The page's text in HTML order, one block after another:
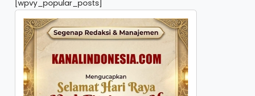
[wpvy_popular_posts]